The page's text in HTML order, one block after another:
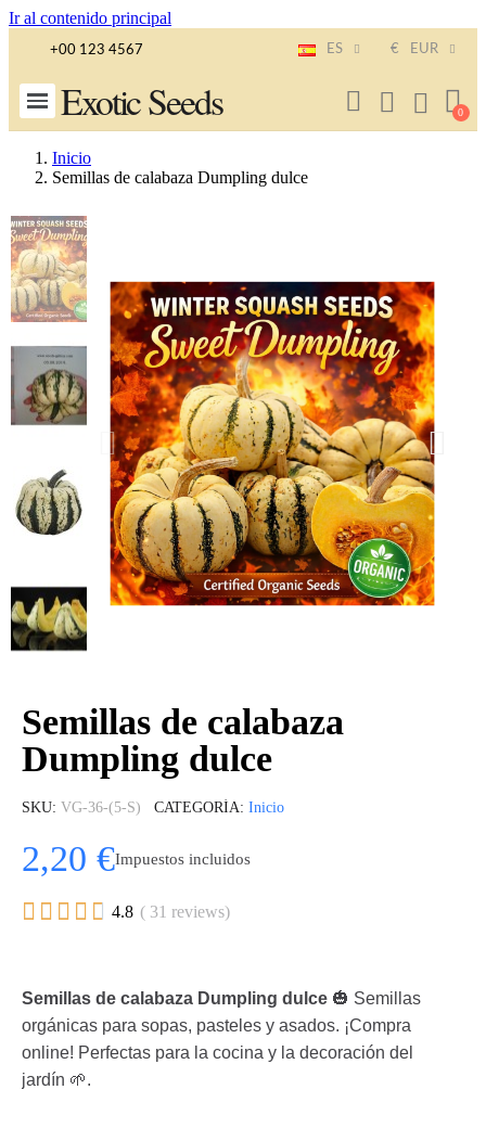
Ir al contenido principal
+00 123 4567 ES € EUR
Exotic Seeds
Inicio
Semillas de calabaza Dumpling dulce
Semillas de calabaza
Dumpling dulce
SKU VG-36-(5-S) CATEGORÍA Inicio
2,20 €Impuestos incluidos
     4.8 ( 31 reviews)
Semillas de calabaza Dumpling dulce 🎃 Semillas
orgánicas para sopas, pasteles y asados. ¡Compra
online! Perfectas para la cocina y la decoración del
jardín 🌱.